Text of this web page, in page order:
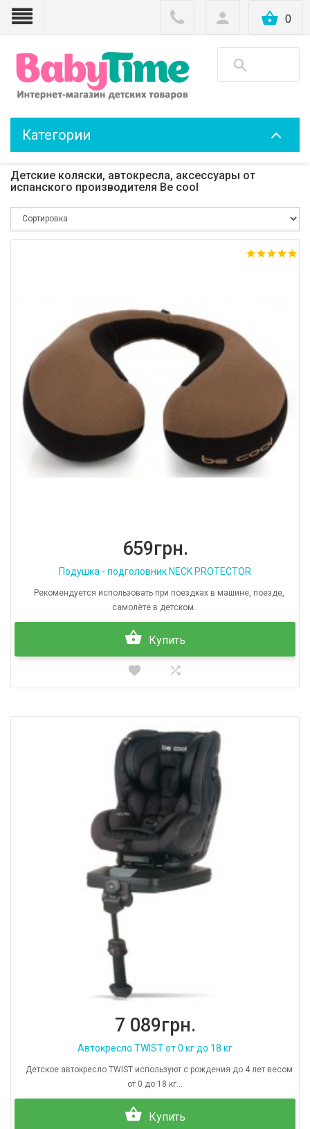
0
Категории
Детские коляски, автокресла, аксессуары от
испанского производителя Be cool
659грн.
Подушка - подголовник NECK PROTECTOR
Рекомендуется использовать при поездках в машине, поезде,
самолёте в детском..
Купить
7 089грн.
Автокресло TWIST от 0 кг до 18 кг
Детское автокресло TWIST используют с рождения до 4 лет весом
от 0 до 18 кг...
Купить